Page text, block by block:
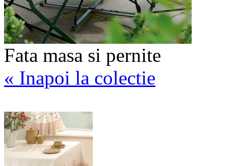
Fata masa si pernite
« Inapoi la colectie